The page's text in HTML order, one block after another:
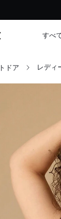
すべ
ドア レディ